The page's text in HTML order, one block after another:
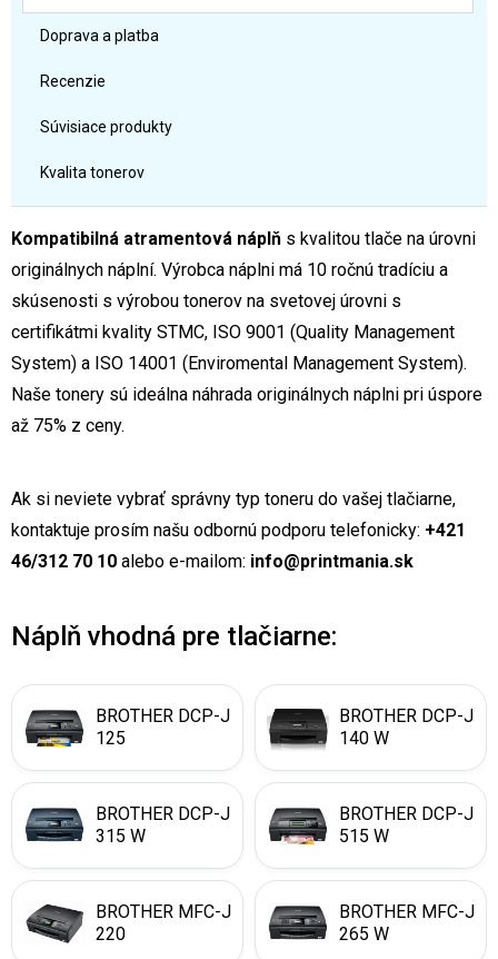
Doprava a platba
Recenzie
Súvisiace produkty
Kvalita tonerov
Kompatibilná atramentová náplň s kvalitou tlače na úrovni
originálnych náplní. Výrobca náplni má 10 ročnú tradíciu a
skúsenosti s výrobou tonerov na svetovej úrovni s
certifikátmi kvality STMC, ISO 9001 (Quality Management
System) a ISO 14001 (Enviromental Management System).
Naše tonery sú ideálna náhrada originálnych náplni pri úspore
až 75% z ceny.
Ak si neviete vybrať správny typ toneru do vašej tlačiarne,
kontaktuje prosím našu odbornú podporu telefonicky: +421
46/312 70 10 alebo e-mailom: info@printmania.sk
Náplň vhodná pre tlačiarne:
BROTHER DCP-J
125
BROTHER DCP-J
140 W
BROTHER DCP-J
315 W
BROTHER DCP-J
515 W
BROTHER MFC-J
220
BROTHER MFC-J
265 W